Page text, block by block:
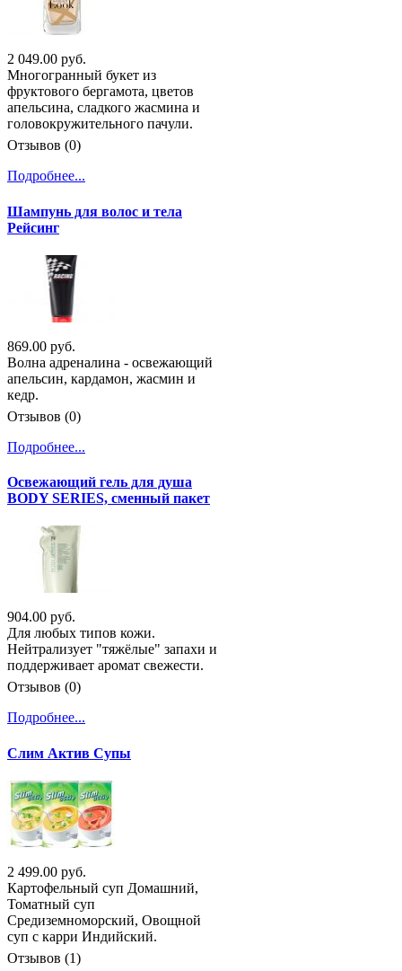
2 049.00 руб.
Многогранный букет из
фруктового бергамота, цветов
апельсина, сладкого жасмина и
головокружительного пачули.
Отзывов (0)
Подробнее...
Шампунь для волос и тела
Рейсинг
869.00 руб.
Волна адреналина - освежающий
апельсин, кардамон, жасмин и
кедр.
Отзывов (0)
Подробнее...
Освежающий гель для душа
BODY SERIES, сменный пакет
904.00 руб.
Для любых типов кожи.
Нейтрализует "тяжёлые" запахи и
поддерживает аромат свежести.
Отзывов (0)
Подробнее...
Слим Актив Супы
2 499.00 руб.
Картофельный суп Домашний,
Томатный суп
Средиземноморский, Овощной
суп с карри Индийский.
Отзывов (1)